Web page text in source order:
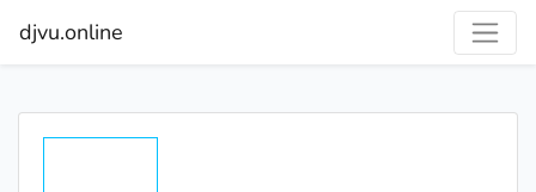
djvu.online